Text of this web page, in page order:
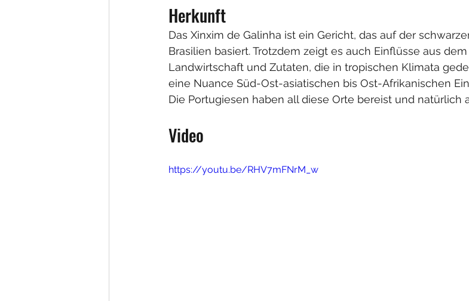
Herkunft
Das Xinxim de Galinha ist ein Gericht, das auf der
Brasilien basiert. Trotzdem zeigt es auch Einflüsse aus
Landwirtschaft und Zutaten, die in tropischen Klimata
eine Nuance Süd-Ost-asiatischen bis Ost-Afrikanischen
Die Portugiesen haben all diese Orte bereist und natürlich
Video
https://youtu.be/RHV7mFNrM_w